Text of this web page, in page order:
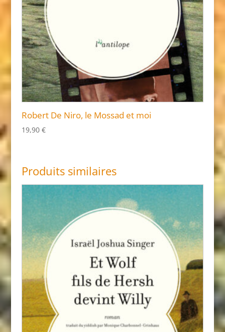
Robert De Niro, le Mossad et moi
19,90 €
Produits similaires